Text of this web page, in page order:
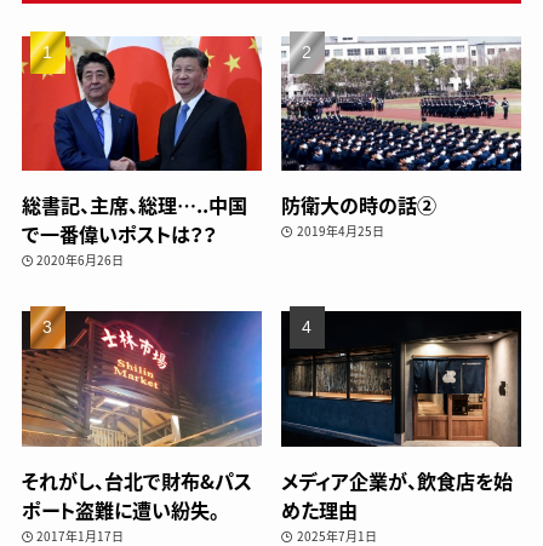
総書記、主席、総理…..中国
で一番偉いポストは？？
2020年6月26日
防衛大の時の話②
2019年4月25日
それがし、台北で財布&パス
ポート盗難に遭い紛失。
2017年1月17日
メディア企業が、飲食店を始
めた理由
2025年7月1日